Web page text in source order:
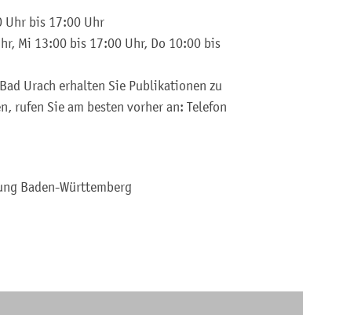
Uhr bis 17:00 Uhr
Mi 13:00 bis 17:00 Uhr, Do 10:00 bis
Urach erhalten Sie Publikationen zu
rufen Sie am besten vorher an: Telefon
Baden-Württemberg